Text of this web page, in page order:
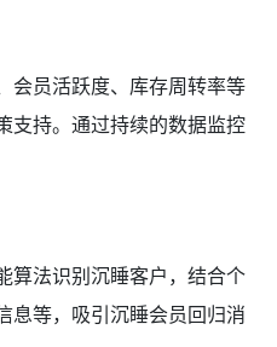
会员活跃度、库存周转率等
支持。通过持续的数据监控
算法识别沉睡客户，结合个
息等，吸引沉睡会员回归消